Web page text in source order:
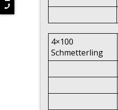
4×100
Schmetterling